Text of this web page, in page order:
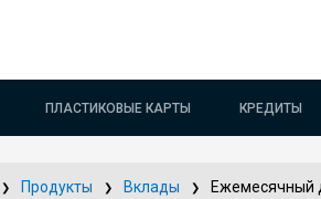
ПЛАСТИКОВЫЕ КАРТЫ КРЕДИТЫ
Продукты Вклады Ежемесячный